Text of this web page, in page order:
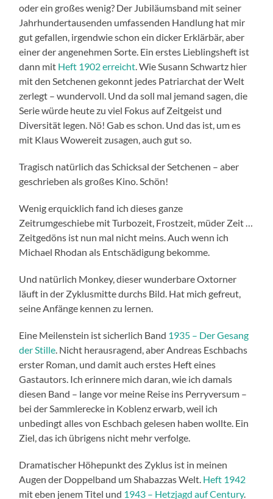
oder ein großes wenig? Der Jubiläumsband mit seiner
Jahrhundertausenden umfassenden Handlung hat mir
gut gefallen, irgendwie schon ein dicker Erklärbär, aber
einer der angenehmen Sorte. Ein erstes Lieblingsheft ist
dann mit Heft 1902 erreicht. Wie Susann Schwartz hier
mit den Setchenen gekonnt jedes Patriarchat der Welt
zerlegt – wundervoll. Und da soll mal jemand sagen, die
Serie würde heute zu viel Fokus auf Zeitgeist und
Diversität legen. Nö! Gab es schon. Und das ist, um es
mit Klaus Wowereit zusagen, auch gut so.
Tragisch natürlich das Schicksal der Setchenen – aber
geschrieben als großes Kino. Schön!
Wenig erquicklich fand ich dieses ganze
Zeitrumgeschiebe mit Turbozeit, Frostzeit, müder Zeit …
Zeitgedöns ist nun mal nicht meins. Auch wenn ich
Michael Rhodan als Entschädigung bekomme.
Und natürlich Monkey, dieser wunderbare Oxtorner
läuft in der Zyklusmitte durchs Bild. Hat mich gefreut,
seine Anfänge kennen zu lernen.
Eine Meilenstein ist sicherlich Band 1935 – Der Gesang
der Stille. Nicht herausragend, aber Andreas Eschbachs
erster Roman, und damit auch erstes Heft eines
Gastautors. Ich erinnere mich daran, wie ich damals
diesen Band – lange vor meine Reise ins Perryversum –
bei der Sammlerecke in Koblenz erwarb, weil ich
unbedingt alles von Eschbach gelesen haben wollte. Ein
Ziel, das ich übrigens nicht mehr verfolge.
Dramatischer Höhepunkt des Zyklus ist in meinen
Augen der Doppelband um Shabazzas Welt. Heft 1942
mit eben jenem Titel und 1943 – Hetzjagd auf Century.